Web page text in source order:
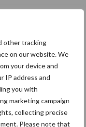
other tracking
on our website. We
your device and
IP address and
you with
marketing campaign
collecting precise
Please note that
uit naar
gamma
uit